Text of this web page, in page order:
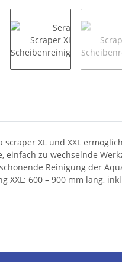
scraper XL und XXL
einfach zu wechselnde
Reinigung der
XXL: 600 – 900 mm lang,